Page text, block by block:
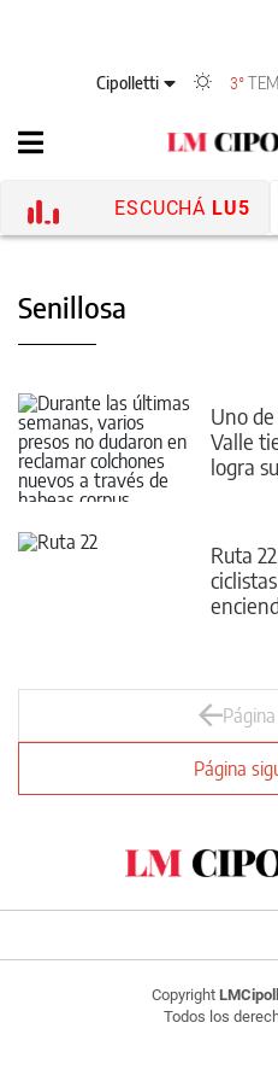
Cipolletti 3°
ESCUCHÁ LU5
Senillosa
Uno
Valle
logra
Ruta
Página
Copyright
Todos los